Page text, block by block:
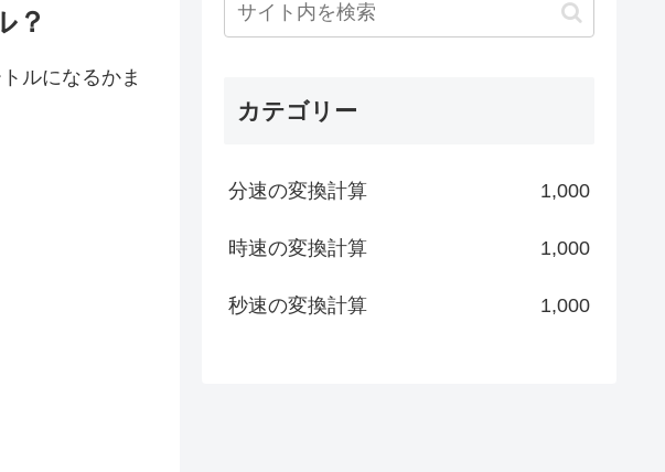
？
ルになるかま
カテゴリー
分速の変換計算 1,000
時速の変換計算 1,000
秒速の変換計算 1,000